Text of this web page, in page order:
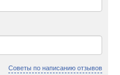
Советы по написанию отзывов